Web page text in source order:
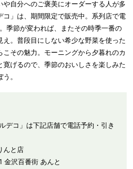
や自分へのご褒美にオーダーする人が多
コ」は、期間限定で販売中。系列店で電
季節が変われば、またその時季一番の
え。普段目にしない希少な野菜を使った
こその魅力。モーニングから夕暮れのカ
寛げるので、季節のおいしさを楽しみた
。
デコ」は下記店舗で電話予約・引き
んと店
金沢百番街 あんと